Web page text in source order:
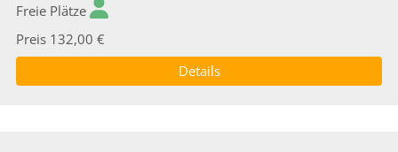
Freie Plätze
Preis 132,00 €
Details